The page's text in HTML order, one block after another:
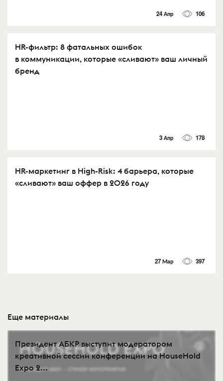
24 Апр 106
HR-фильтр: 8 фатальных ошибок
в коммуникации, которые «сливают» ваш личный
бренд
3 Апр 178
HR-маркетинг в High-Risk: 4 барьера, которые
«сливают» ваш оффер в 2026 году
27 Мар 397
Еще материалы
Президент АБКР выступит модератором
креативной сессии конференции на HouseHold
Expo 2...